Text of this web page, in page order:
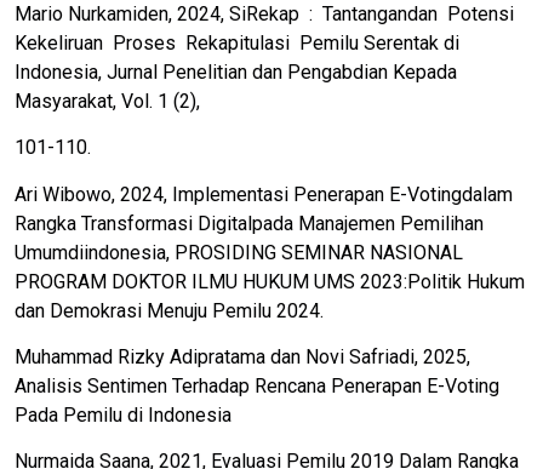
Mario Nurkamiden, 2024, SiRekap : Tantangandan Potensi
Kekeliruan Proses Rekapitulasi Pemilu Serentak di
Indonesia, Jurnal Penelitian dan Pengabdian Kepada
Masyarakat, Vol. 1 (2),
101-110.
Ari Wibowo, 2024, Implementasi Penerapan E-Votingdalam
Rangka Transformasi Digitalpada Manajemen Pemilihan
Umumdiindonesia, PROSIDING SEMINAR NASIONAL
PROGRAM DOKTOR ILMU HUKUM UMS 2023:Politik Hukum
dan Demokrasi Menuju Pemilu 2024.
Muhammad Rizky Adipratama dan Novi Safriadi, 2025,
Analisis Sentimen Terhadap Rencana Penerapan E-Voting
Pada Pemilu di Indonesia
Nurmaida Saana, 2021, Evaluasi Pemilu 2019 Dalam Rangka